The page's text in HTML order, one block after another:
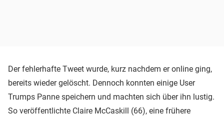
Der fehlerhafte Tweet wurde, kurz nachdem er online ging,
bereits wieder gelöscht. Dennoch konnten einige User
Trumps Panne speichern und machten sich über ihn lustig.
So veröffentlichte Claire McCaskill (66), eine frühere